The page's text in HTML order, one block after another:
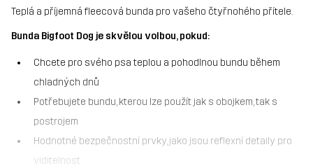
Teplá a příjemná fleecová bunda pro vašeho čtyřnohého přítele.
Bunda Bigfoot Dog je skvělou volbou, pokud:
Chcete pro svého psa teplou a pohodlnou bundu během
chladných dnů
Potřebujete bundu, kterou lze použít jak s obojkem, tak s
postrojem
Hodnotné bezpečnostní prvky, jako jsou reflexní detaily pro
viditelnost